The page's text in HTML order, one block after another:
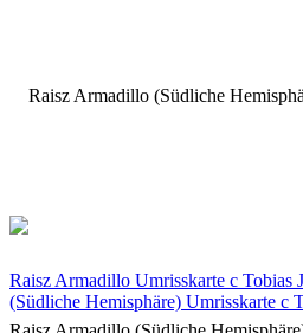
Raisz Armadillo Umrisskarte c Tobias
(Südliche Hemisphäre) Umrisskarte c